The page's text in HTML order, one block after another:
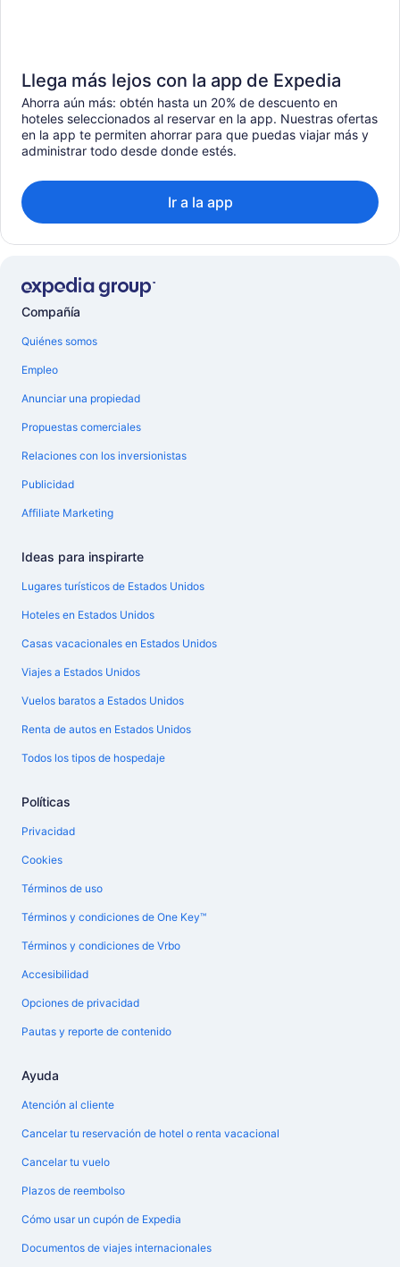
Llega más lejos con la app de Expedia
Ahorra aún más: obtén hasta un 20% de descuento en
hoteles seleccionados al reservar en la app. Nuestras ofertas
en la app te permiten ahorrar para que puedas viajar más y
administrar todo desde donde estés.
Ir a la app
Compañía
Quiénes somos
Empleo
Anunciar una propiedad
Propuestas comerciales
Relaciones con los inversionistas
Publicidad
Affiliate Marketing
Ideas para inspirarte
Lugares turísticos de Estados Unidos
Hoteles en Estados Unidos
Casas vacacionales en Estados Unidos
Viajes a Estados Unidos
Vuelos baratos a Estados Unidos
Renta de autos en Estados Unidos
Todos los tipos de hospedaje
Políticas
Privacidad
Cookies
Términos de uso
Términos y condiciones de One Key™
Términos y condiciones de Vrbo
Accesibilidad
Opciones de privacidad
Pautas y reporte de contenido
Ayuda
Atención al cliente
Cancelar tu reservación de hotel o renta vacacional
Cancelar tu vuelo
Plazos de reembolso
Cómo usar un cupón de Expedia
Documentos de viajes internacionales